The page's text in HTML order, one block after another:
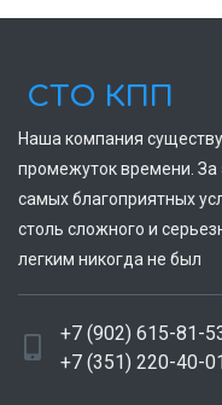
СТО КПП
Наша компания
промежуток времени.
самых благоприятных
столь сложного и
легким никогда не был
+7 (902) 615-81-
+7 (351) 220-40-